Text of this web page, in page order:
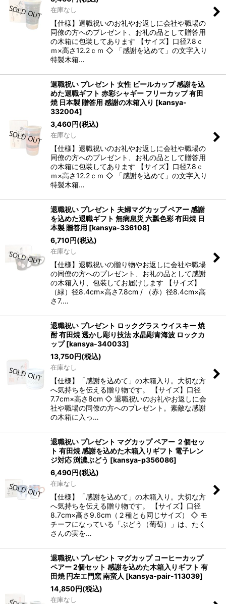
在庫なし
【仕様】退職祝いのお礼やお返しに会社や職場の
同僚の方へのプレゼント、お礼の品として贈答用
の木箱に包装してあります 【サイズ】口径7.8ｃ
ｍ×高さ12.2ｃｍ ◇ 「感謝を込めて」の文字入り
特製木箱…
退職祝い プレゼント 女性 ビールカップ 感謝を込
めた退職ギフト 赤彩シャギー フリーカップ 有田
焼 日本製 贈答用 感謝の木箱入り [kansya-
332004]
3,460円(税込)
在庫なし
【仕様】退職祝いのお礼やお返しに会社や職場の
同僚の方へのプレゼント、お礼の品として贈答用
の木箱に包装してあります 【サイズ】口径7.8ｃ
ｍ×高さ12.2ｃｍ ◇ 「感謝を込めて」の文字入り
特製木箱…
退職祝い プレゼント 夫婦マグカップ ペアー 感謝
を込めた退職ギフト 無病息災 六瓢色彩 有田焼 日
本製 贈答用 [kansya-336108]
6,710円(税込)
在庫なし
【仕様】退職祝いの贈り物やお返しに会社や職場
の同僚の方へのプレゼント、お礼の品として感謝
の木箱入り、包装してお届けします 【サイズ】
（緑）径8.4cm×高さ7.8cm / （赤）径8.4cm×高
さ7.…
退職祝い プレゼント ロックグラス ウイスキー 焼
酎 有田焼 透かし彫り技法 水晶彫青海波 ロックカ
ップ [kansya-340033]
13,750円(税込)
在庫なし
【仕様】「感謝を込めて」の木箱入り。大切な方
へ気持ちを伝える贈り物です。 【サイズ】口径
7.7cm×高さ8cm ◇ 退職祝いのお礼やお返しに会
社や職場の同僚の方へのプレゼント。素敵な感謝
の木箱に入っ…
退職祝い プレゼント マグカップ ペアー ２個セッ
ト 有田焼 感謝を込めた木箱入りギフト 電子レン
ジ対応 渕濃ぶどう [kansya-p356086]
6,490円(税込)
在庫なし
【仕様】「感謝を込めて」の木箱入り。大切な方
へ気持ちを伝える贈り物です。 【サイズ】口径
8.7cm×高さ9.6cm（２種とも同じサイズ） ◇ モ
チーフになっている「ぶどう（葡萄）」は、たく
さんの実を…
退職祝い プレゼント マグカップ コーヒーカップ
ペアー 2個セット 感謝を込めた木箱入りギフト 有
田焼 円左エ門窯 南蛮人 [kansya-pair-113039]
14,850円(税込)
在庫なし